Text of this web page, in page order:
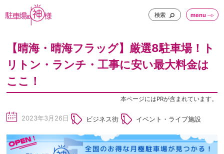
検索 menu
【晴海・晴海フラッグ】厳選8駐車場！ト
リトン・ランチ・工事に安い最大料金は
ここ！
本ページにはPRが含まれています。
he
2023年3月26日 ビジネス街 イベント・ライブ施設